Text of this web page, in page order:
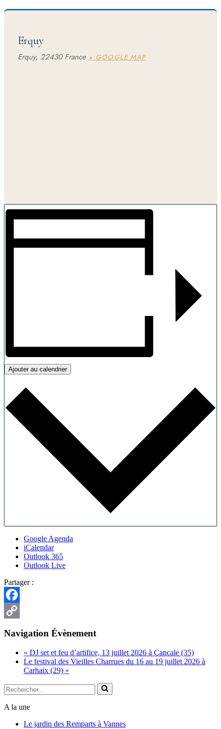
Erquy
Erquy, 22430 France + GOOGLE MAP
Ajouter au calendrier
Google Agenda
iCalendar
Outlook 365
Outlook Live
Partager :
Facebook
Navigation Évènement
« DJ set et feu d’artifice, 13 juillet 2026 à Cancale (35)
Le festival des Vieilles Charrues du 16 au 19 juillet 2026 à
Carhaix (29) »
Rechercher...
A la une
Le jardin des Remparts à Vannes